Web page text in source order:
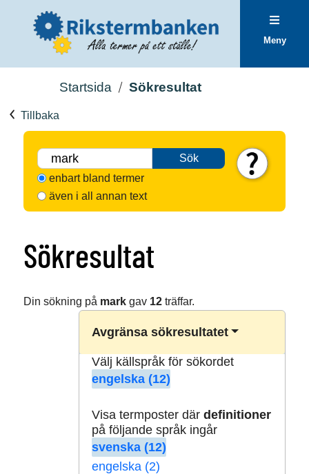
Meny
Startsida Sökresultat
Tillbaka
Sök
enbart bland termer
även i all annan text
Sökresultat
Din sökning på markgav 12träffar.
Avgränsa sökresultatet
Välj källspråk för sökordet
engelska (12)
Visa termposter där definitioner
på följande språk ingår
svenska (12)
engelska (2)